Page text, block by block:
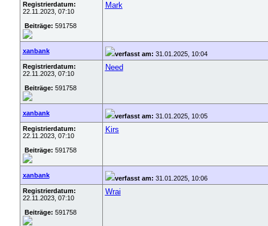
Registrierdatum:
22.11.2023, 07:10
Beiträge: 591758
Mark
xanbank verfasst am: 31.01.2025, 10:04
Registrierdatum:
22.11.2023, 07:10
Beiträge: 591758
Need
xanbank verfasst am: 31.01.2025, 10:05
Registrierdatum:
22.11.2023, 07:10
Beiträge: 591758
Kirs
xanbank verfasst am: 31.01.2025, 10:06
Registrierdatum:
22.11.2023, 07:10
Beiträge: 591758
Wrai